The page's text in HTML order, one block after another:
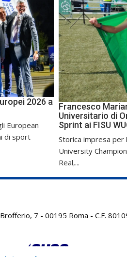
2026 a
European
di sport
Francesco
Universitario di
Sprint ai FISU
Storica impresa per
University
Real,...
7 - 00195 Roma - C.F.